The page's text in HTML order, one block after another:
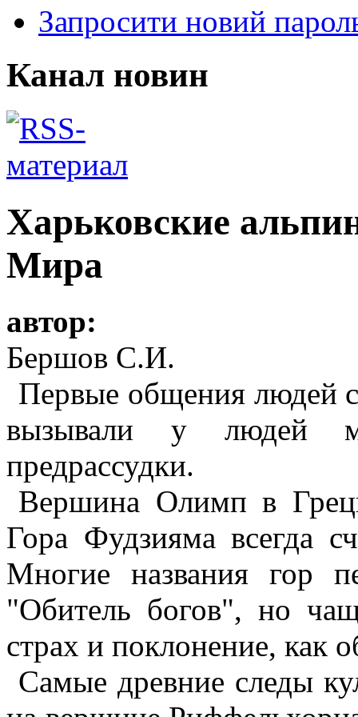
Запросити новий
Канал новин
Харьковские
Мира
автор:
Бершов С.И.
Первые общения людей
вызывали у людей
предрассудки.
Вершина Олимп в
Гора Фудзияма всегда
Многие названия гор
"Обитель богов", но
страх и поклонение, как
Самые древние следы